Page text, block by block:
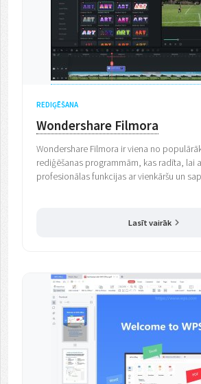
REDIĢĒŠANA
Wondershare Filmora
Wondershare Filmora ir viena no
rediģēšanas programmām, kas radīta, lai
profesionālas funkcijas ar vienkāršu un
Lasīt vairāk